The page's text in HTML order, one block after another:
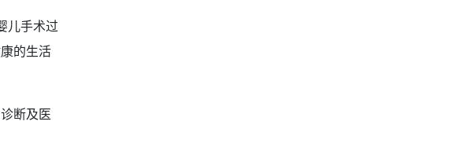
儿手术过
的生活
断及医